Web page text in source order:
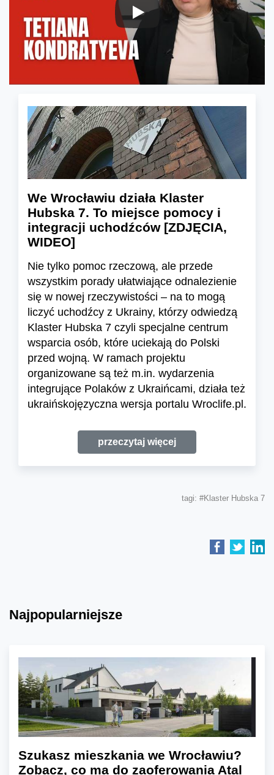
We Wrocławiu działa Klaster
Hubska 7. To miejsce pomocy i
integracji uchodźców [ZDJĘCIA,
WIDEO]
Nie tylko pomoc rzeczową, ale przede
wszystkim porady ułatwiające odnalezienie
się w nowej rzeczywistości – na to mogą
liczyć uchodźcy z Ukrainy, którzy odwiedzą
Klaster Hubska 7 czyli specjalne centrum
wsparcia osób, które uciekają do Polski
przed wojną. W ramach projektu
organizowane są też m.in. wydarzenia
integrujące Polaków z Ukraińcami, działa też
ukraińskojęzyczna wersja portalu Wroclife.pl.
przeczytaj więcej
tagi: #Klaster Hubska 7
Najpopularniejsze
Szukasz mieszkania we Wrocławiu?
Zobacz, co ma do zaoferowania Atal